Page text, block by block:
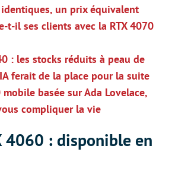
un prix équivalent
t-il ses clients avec la RTX 4070
: les stocks réduits à peau de
ferait de la place pour la suite
mobile basée sur Ada Lovelace,
compliquer la vie
4060 : disponible en